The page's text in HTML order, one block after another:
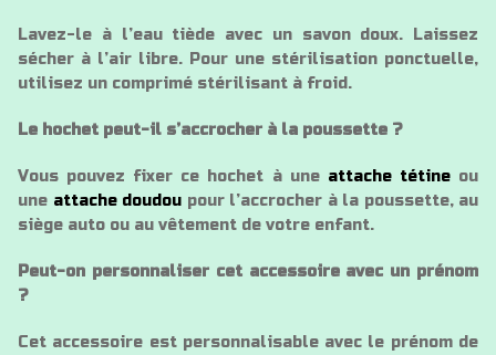
Lavez-le à l’eau tiède avec un savon doux. Laissez
sécher à l’air libre. Pour une stérilisation ponctuelle,
utilisez un comprimé stérilisant à froid.
Le hochet peut-il s’accrocher à la poussette ?
Vous pouvez fixer ce hochet à une attache tétineou
une attache doudou pour l’accrocher à la poussette, au
siège auto ou au vêtement de votre enfant.
Peut-on personnaliser cet accessoire avec un prénom
?
Cet accessoire est personnalisable avec le prénom de